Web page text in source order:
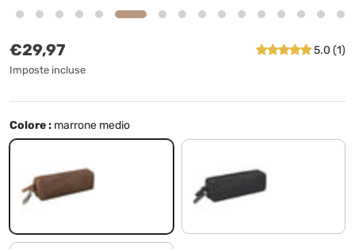
Prezzo normale
€29,97
Imposte incluse
5.0 (1)
Colore : marrone medio
marrone medio nero